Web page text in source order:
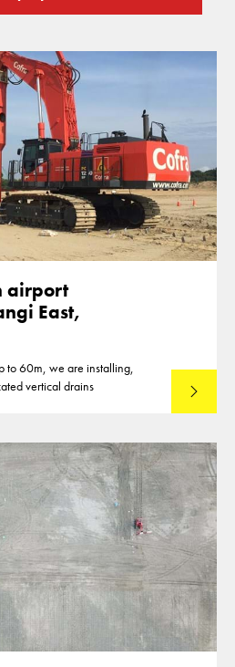
airport
East,
to 60m, we are installing,
vertical drains
Lees